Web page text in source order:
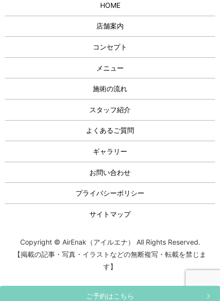
ご予約はこちら
HOME
店舗案内
コンセプト
メニュー
施術の流れ
スタッフ紹介
よくあるご質問
ギャラリー
お問い合わせ
プライバシーポリシー
サイトマップ
Copyright © AirEnak（アイルエナ） All Rights Reserved.
【掲載の記事・写真・イラストなどの無断複写・転載を禁じま
す】